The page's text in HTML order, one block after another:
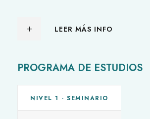
LEER MÁS INFO
PROGRAMA DE ESTUDIOS
NIVEL 1 - SEMINARIO